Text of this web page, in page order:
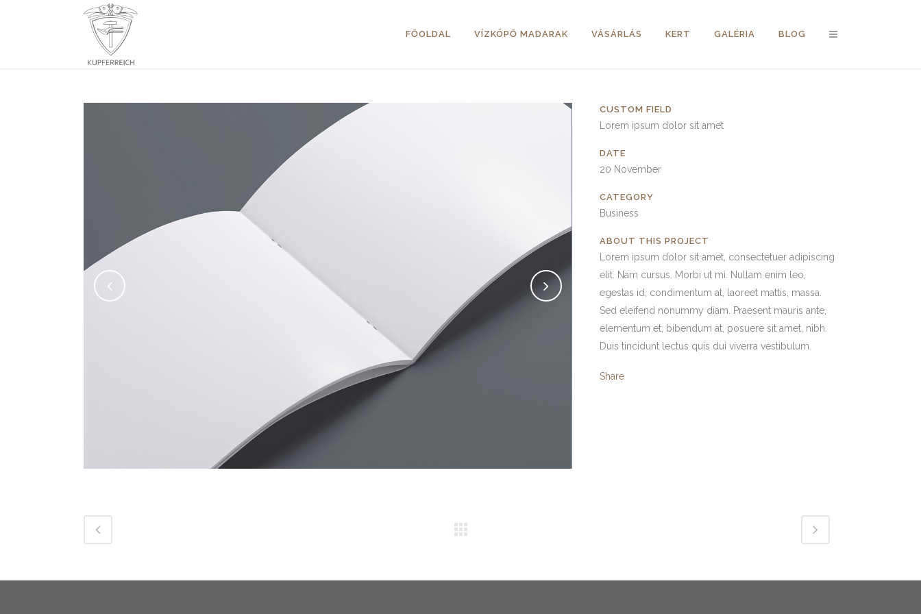
FŐOLDAL VÍZKÖPŐ MADARAK VÁSÁRLÁS KERT GALÉRIA BLOG
CUSTOM FIELD
Lorem ipsum dolor sit amet
DATE
20 November
CATEGORY
Business
ABOUT THIS PROJECT
Lorem ipsum dolor sit amet, consectetuer adipiscing
elit. Nam cursus. Morbi ut mi. Nullam enim leo,
egestas id, condimentum at, laoreet mattis, massa.
Sed eleifend nonummy diam. Praesent mauris ante,
elementum et, bibendum at, posuere sit amet, nibh.
Duis tincidunt lectus quis dui viverra vestibulum.
Share